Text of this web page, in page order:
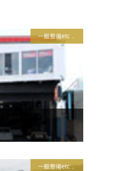
一般整備etc．
一般整備etc．